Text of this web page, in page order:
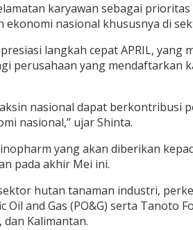
karyawan sebagai
nasional khususnya di
langkah cepat APRIL, yang
perusahaan yang mendaftarkan
nasional dapat
nasional,” ujar Shinta.
yang akan diberikan
pada akhir Mei ini.
hutan tanaman industri,
Oil and Gas (PO&G) serta Tanoto
Kalimantan.